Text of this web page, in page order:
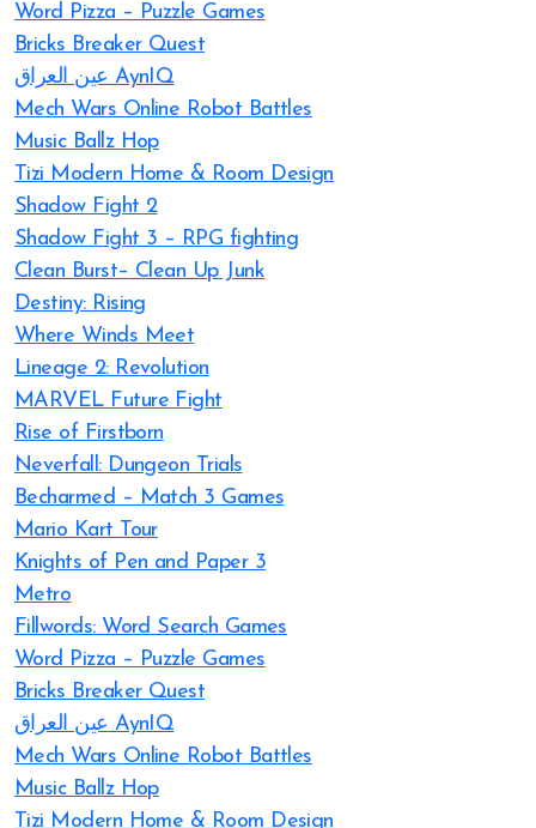
Word Pizza – Puzzle Games
Bricks Breaker Quest
عين العراق AynIQ
Mech Wars Online Robot Battles
Music Ballz Hop
Tizi Modern Home & Room Design
Shadow Fight 2
Shadow Fight 3 – RPG fighting
Clean Burst– Clean Up Junk
Destiny: Rising
Where Winds Meet
Lineage 2: Revolution
MARVEL Future Fight
Rise of Firstborn
Neverfall: Dungeon Trials
Becharmed – Match 3 Games
Mario Kart Tour
Knights of Pen and Paper 3
Metro
Fillwords: Word Search Games
Word Pizza – Puzzle Games
Bricks Breaker Quest
عين العراق AynIQ
Mech Wars Online Robot Battles
Music Ballz Hop
Tizi Modern Home & Room Design